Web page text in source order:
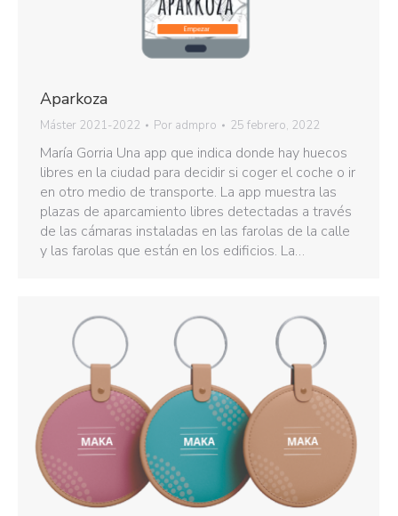
Aparkoza
Máster 2021-2022 Por admpro 25 febrero, 2022
María Gorria Una app que indica donde hay huecos
libres en la ciudad para decidir si coger el coche o ir
en otro medio de transporte. La app muestra las
plazas de aparcamiento libres detectadas a través
de las cámaras instaladas en las farolas de la calle
y las farolas que están en los edificios. La…